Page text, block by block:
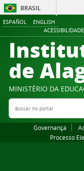
ESPAÑOL ENGLISH
ACESSIBILIDADE
BRASIL
de
MINISTÉRIO DA
Buscar no portal
Governança
Processo